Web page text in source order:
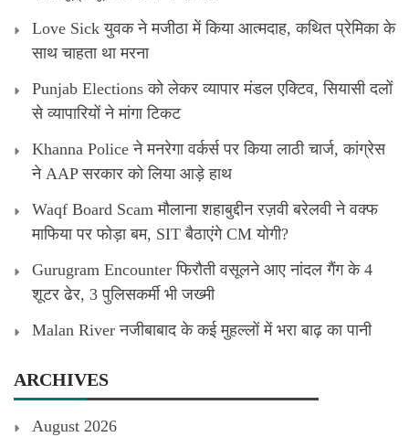
Love Sick युवक ने मजीठा में किया आत्मदाह, कथित प्रेमिका के
साथ चाहता था मरना
Punjab Elections को लेकर व्यापार मंडल एक्टिव, सियासी दलों
से व्यापारियों ने मांगा टिकट
Khanna Police ने मनरेगा वर्कर्स पर किया लाठी चार्ज, कांग्रेस
ने AAP सरकार को लिया आड़े हाथ
Waqf Board Scam मौलाना शहाबुद्दीन रज़वी बरेलवी ने वक्फ
माफिया पर फोड़ा बम, SIT बैठाएंगे CM योगी?
Gurugram Encounter फिरौती वसूलने आए नांदल गैंग के 4
शूटर ढेर, 3 पुलिसकर्मी भी जख्मी
Malan River नजीबाबाद के कई मुहल्लों में भरा बाढ़ का पानी
ARCHIVES
August 2026